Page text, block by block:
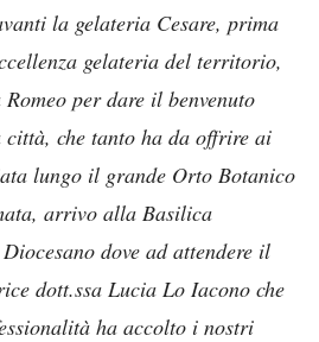
la gelateria Cesare, prima
gelateria del territorio,
per dare il benvenuto
che tanto ha da offrire ai
lungo il grande Orto Botanico
arrivo alla Basilica
dove ad attendere il
dott.ssa Lucia Lo Iacono che
ha accolto i nostri